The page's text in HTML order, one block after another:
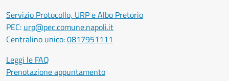
Servizio Protocollo, URP e Albo Pretorio
PEC: urp@pec.comune.napoli.it
Centralino unico:0817951111
Leggi le FAQ
Prenotazione appuntamento